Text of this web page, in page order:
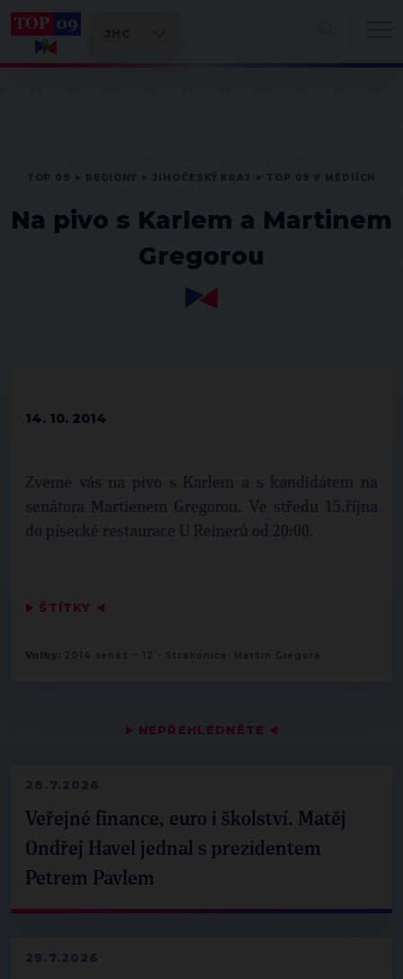
Na pivo s Karlem a Martinem
Gregorou
▶ NEPŘEHLÉDNĚTE ◀
28.7.2026
Veřejné finance, euro i školství. Matěj
Ondřej Havel jednal s prezidentem
Petrem Pavlem
29.7.2026
14. 10. 2014
Zveme vás na pivo s Karlem a s kandidátem na
senátora Martienem Gregorou. Ve středu 15.října
do písecké restaurace U Reinerů od 20:00.
▶ ŠTÍTKY ◀
Volby: 2014 senát - 12 - Strakonice: Martin Gregora